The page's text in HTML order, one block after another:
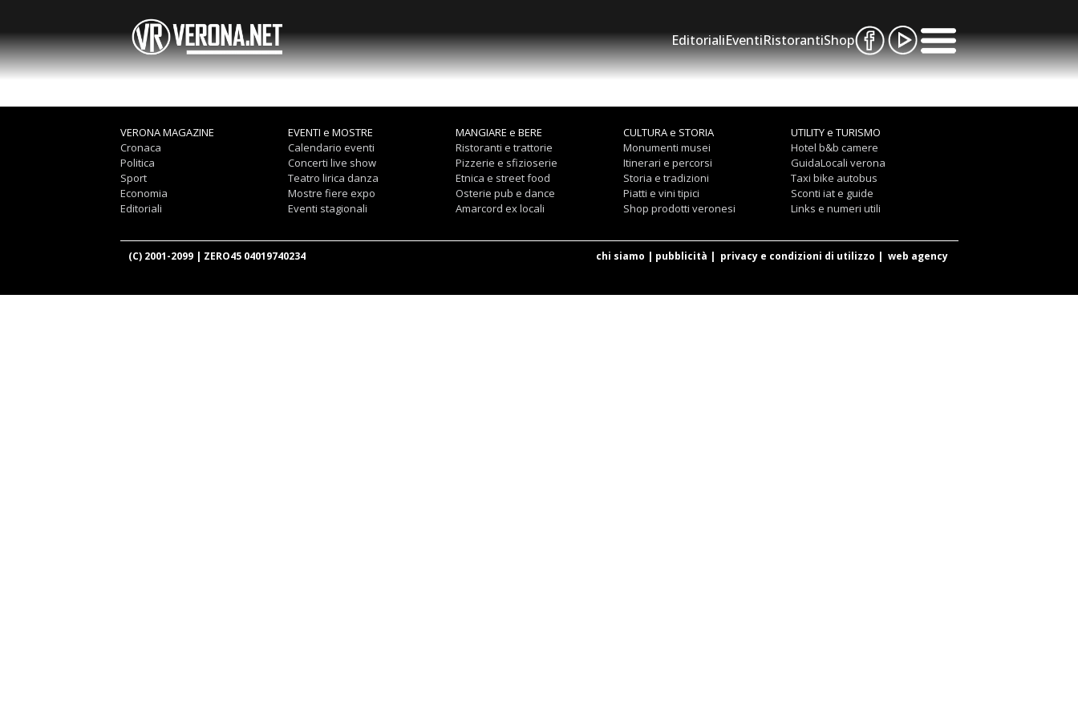
EditorialiEventiRistorantiShop
VERONA MAGAZINE
Cronaca
Politica
Sport
Economia
Editoriali
EVENTI e MOSTRE
Calendario eventi
Concerti live show
Teatro lirica danza
Mostre fiere expo
Eventi stagionali
MANGIARE e BERE
Ristoranti e trattorie
Pizzerie e sfizioserie
Etnica e street food
Osterie pub e dance
Amarcord ex locali
CULTURA e STORIA
Monumenti musei
Itinerari e percorsi
Storia e tradizioni
Piatti e vini tipici
Shop prodotti veronesi
UTILITY e TURISMO
Hotel b&b camere
GuidaLocali verona
Taxi bike autobus
Sconti iat e guide
Links e numeri utili
(C) 2001-2099 | ZERO45 04019740234 chi siamo | pubblicità | privacy e condizioni di utilizzo | web agency